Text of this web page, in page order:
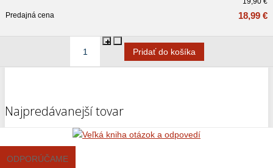
Predajná cena
18,99 €
Najpredávanejší tovar
ODPORÚČAME